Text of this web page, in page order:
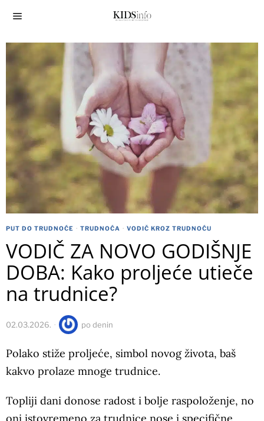
PUT DO TRUDNOĆE · TRUDNOĆA · VODIČ KROZ TRUDNOĆU
VODIČ ZA NOVO GODIŠNJE
DOBA: Kako proljeće utieče
na trudnice?
02.03.2026. po denin
Polako stiže proljeće, simbol novog života, baš
kakvo prolaze mnoge trudnice.
Topliji dani donose radost i bolje raspoloženje, no
oni istovremeno za trudnice nose i specifične